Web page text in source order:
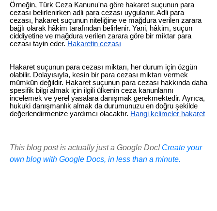
Örneğin, Türk Ceza Kanunu'na göre hakaret suçunun para
cezası belirlenirken adli para cezası uygulanır. Adli para
cezası, hakaret suçunun niteliğine ve mağdura verilen zarara
bağlı olarak hâkim tarafından belirlenir. Yani, hâkim, suçun
ciddiyetine ve mağdura verilen zarara göre bir miktar para
cezası tayin eder. Hakaretin cezası
Hakaret suçunun para cezası miktarı, her durum için özgün
olabilir. Dolayısıyla, kesin bir para cezası miktarı vermek
mümkün değildir. Hakaret suçunun para cezası hakkında daha
spesifik bilgi almak için ilgili ülkenin ceza kanunlarını
incelemek ve yerel yasalara danışmak gerekmektedir. Ayrıca,
hukuki danışmanlık almak da durumunuzu en doğru şekilde
değerlendirmenize yardımcı olacaktır. Hangi kelimeler hakaret
This blog post is actually just a Google Doc! Create your
own blog with Google Docs, in less than a minute.